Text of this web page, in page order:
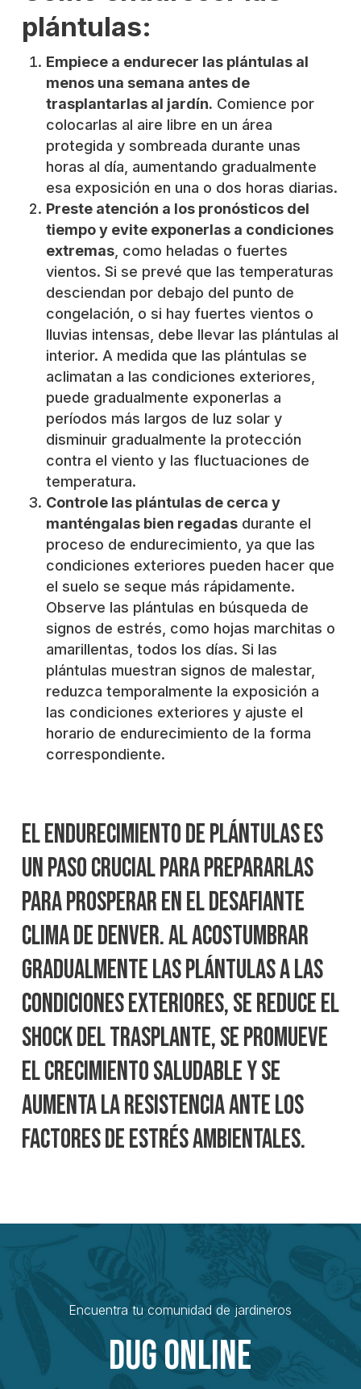
plántulas:
Empiece a endurecer las plántulas al
menos una semana antes de
trasplantarlas al jardín. Comience por
colocarlas al aire libre en un área
protegida y sombreada durante unas
horas al día, aumentando gradualmente
esa exposición en una o dos horas diarias.
Preste atención a los pronósticos del
tiempo y evite exponerlas a condiciones
extremas, como heladas o fuertes
vientos. Si se prevé que las temperaturas
desciendan por debajo del punto de
congelación, o si hay fuertes vientos o
lluvias intensas, debe llevar las plántulas al
interior. A medida que las plántulas se
aclimatan a las condiciones exteriores,
puede gradualmente exponerlas a
períodos más largos de luz solar y
disminuir gradualmente la protección
contra el viento y las fluctuaciones de
temperatura.
Controle las plántulas de cerca y
manténgalas bien regadasdurante el
proceso de endurecimiento, ya que las
condiciones exteriores pueden hacer que
el suelo se seque más rápidamente.
Observe las plántulas en búsqueda de
signos de estrés, como hojas marchitas o
amarillentas, todos los días. Si las
plántulas muestran signos de malestar,
reduzca temporalmente la exposición a
las condiciones exteriores y ajuste el
horario de endurecimiento de la forma
correspondiente.
El endurecimiento de plántulas es
un paso crucial para prepararlas
para prosperar en el desafiante
clima de Denver. Al acostumbrar
gradualmente las plántulas a las
condiciones exteriores, se reduce el
shock del trasplante, se promueve
el crecimiento saludable y se
aumenta la resistencia ante los
factores de estrés ambientales.
Encuentra tu comunidad de jardineros
Dug Online